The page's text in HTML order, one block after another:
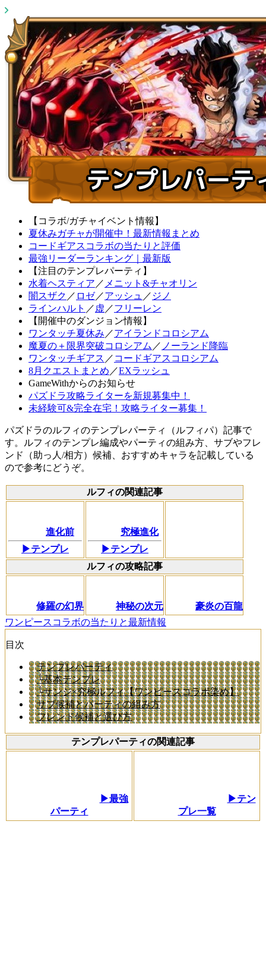
【コラボ/ガチャイベント情報】
夏休みガチャが開催中！最新情報まとめ
コードギアスコラボの当たりと評価
最強リーダーランキング｜最新版
【注目のテンプレパーティ】
水着ヘスティア ／ メニット&チャオリン
闇スザク ／ ロゼ／アッシュ ／ ジノ
ラインハルト ／ 虚 ／フリーレン
【開催中のダンジョン情報】
ワンタッチ夏休み ／アイランドコロシアム
魔夏の＋限界突破コロシアム ／ ノーランド降臨
ワンタッチギアス ／ コードギアスコロシアム
8月クエストまとめ ／EXラッシュ
GameWithからのお知らせ
パズドラ攻略ライターを新規募集中！
未経験可&完全在宅！攻略ライター募集！
パズドラのルフィのテンプレパーティ（ルフィパ）記事で
す。ルフィのテンプレ編成やパーティの組み方、サブやフレ
ンド（助っ人/相方）候補、おすすめキャラを記載している
ので参考にどうぞ。
ルフィの関連記事
進化前
▶テンプレ
究極進化
▶テンプレ
ルフィの攻略記事
修羅の幻界 神秘の次元
豪炎の百龍
ワンピースコラボの当たりと最新情報
目次
テンプレパーティ
└基本テンプレ
└サンジ×究極ルフィ【ワンピースコラボ染め】
サブ候補とパーティの組み方
フレンド候補と選び方
テンプレパーティの関連記事
▶最強
パーティ
▶テン
プレ一覧